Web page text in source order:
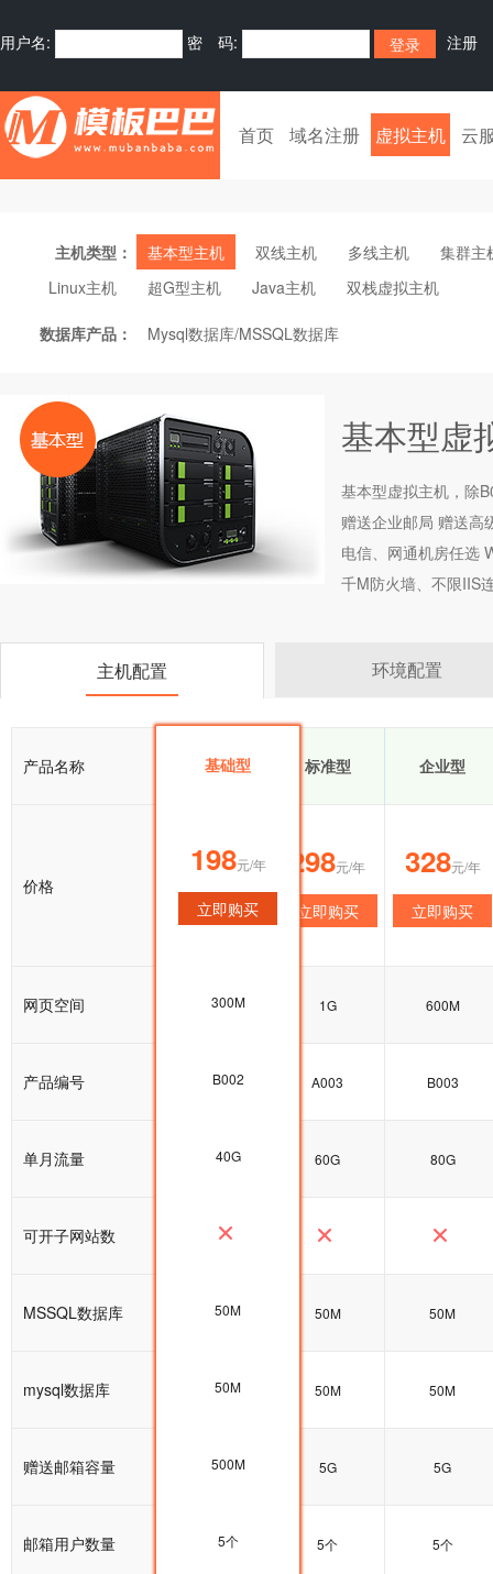
用户名: 密 码: 注册
首页 域名注册 虚拟主机 云
主机类型： 基本型主机 双线主机 多线主机
集群主
Linux主机
超G型主机 Java主机 双栈虚拟主机
数据库产品： Mysql数据库/MSSQL数据库
基本型虚
基本型虚拟主机 ，除
赠送企业邮局 赠送高
电信、网通机房任选
千M防火墙、不限IIS
主机配置 环境配置
产品名称 基础型 标准型 企业型
价格
198元/年
立即购买
298元/年
立即购买
328元/年
立即购买
网页空间 300M 1G 600M
产品编号 B002 A003 B003
单月流量 40G 60G 80G
可开子网站数
MSSQL数据库 50M 50M 50M
mysql数据库 100M 50M 50M
赠送邮箱容量 5G 5G 5G
邮箱用户数量 5个 5个 5个
基础型
198元/年
立即购买
300M
B002
40G
50M
50M
500M
5个